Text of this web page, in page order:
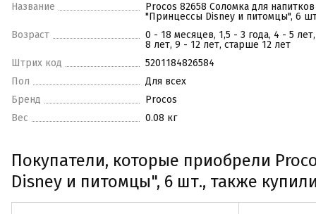
Название
Procos 82658 Соломка для напитков
"Принцессы Disney и питомцы", 6
Возраст
0 - 18 месяцев, 1,5 - 3 года, 4 - 5
8 лет, 9 - 12 лет, старше 12 лет
Штрих код
5201184826584
Пол
Для всех
Бренд
Procos
Вес
0.08 кг
Покупатели, которые приобрели
Disney и питомцы", 6 шт., также